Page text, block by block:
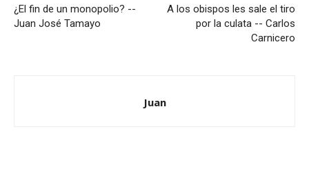
¿El fin de un monopolio? --
Juan José Tamayo
A los obispos les sale el tiro
por la culata -- Carlos
Carnicero
Juan